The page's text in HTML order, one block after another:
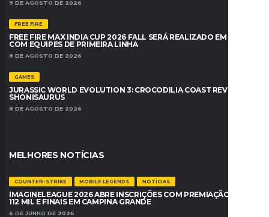
9 DE AGOSTO DE 2026
FREE FIRE
FREE FIRE MAX INDIA CUP 2026 FALL SERÁ REALIZADO EM BREVE
COM EQUIPES DE PRIMEIRA LINHA
8 DE AGOSTO DE 2026
GAMES
JURASSIC WORLD EVOLUTION 3: CROCODILIA COAST REVELA O
SHONISAURUS
8 DE AGOSTO DE 2026
MELHORES NOTÍCIAS
COUNTER-STRIKE MOBILE LEGENDS NOTÍCIAS
IMAGINELEAGUE 2026 ABRE INSCRIÇÕES COM PREMIAÇÃO DE R$
112 MIL E FINAIS EM CAMPINA GRANDE
6 DE JUNHO DE 2026